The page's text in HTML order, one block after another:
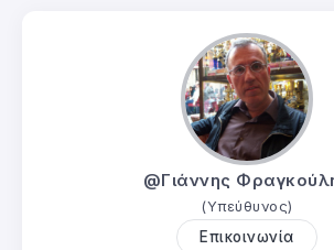
@Γιάννης
(Υπεύθυνος)
Επικοινωνία